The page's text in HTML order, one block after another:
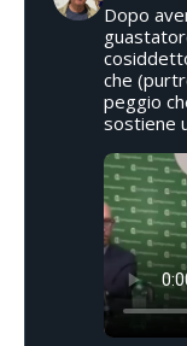
Dopo
che
peggio
sostiene